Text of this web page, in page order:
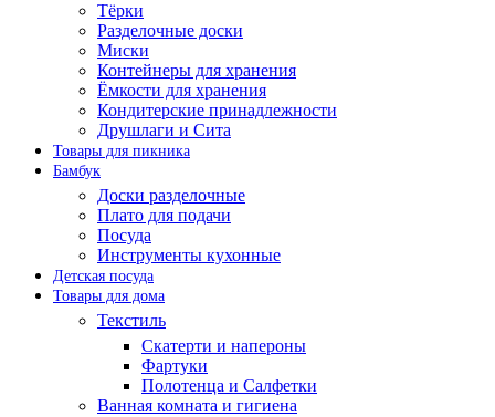
Тёрки
Разделочные доски
Миски
Контейнеры для хранения
Ёмкости для хранения
Кондитерские принадлежности
Друшлаги и Сита
Товары для пикника
Бамбук
Доски разделочные
Плато для подачи
Посуда
Инструменты кухонные
Детская посуда
Товары для дома
Текстиль
Скатерти и напероны
Фартуки
Полотенца и Салфетки
Ванная комната и гигиена